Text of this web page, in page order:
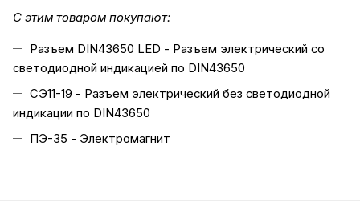
С этим товаром покупают:
Разъем DIN43650 LED - Разъем электрический со
светодиодной индикацией по DIN43650
СЭ11-19 - Разъем электрический без светодиодной
индикации по DIN43650
ПЭ-35 - Электромагнит